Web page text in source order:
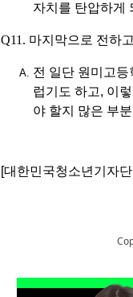
자치를 탄압하게
Q11. 마지막으로 전하
전 일단 원미고
럽기도 하고, 이
야 할지 많은 부
[대한민국청소년기자